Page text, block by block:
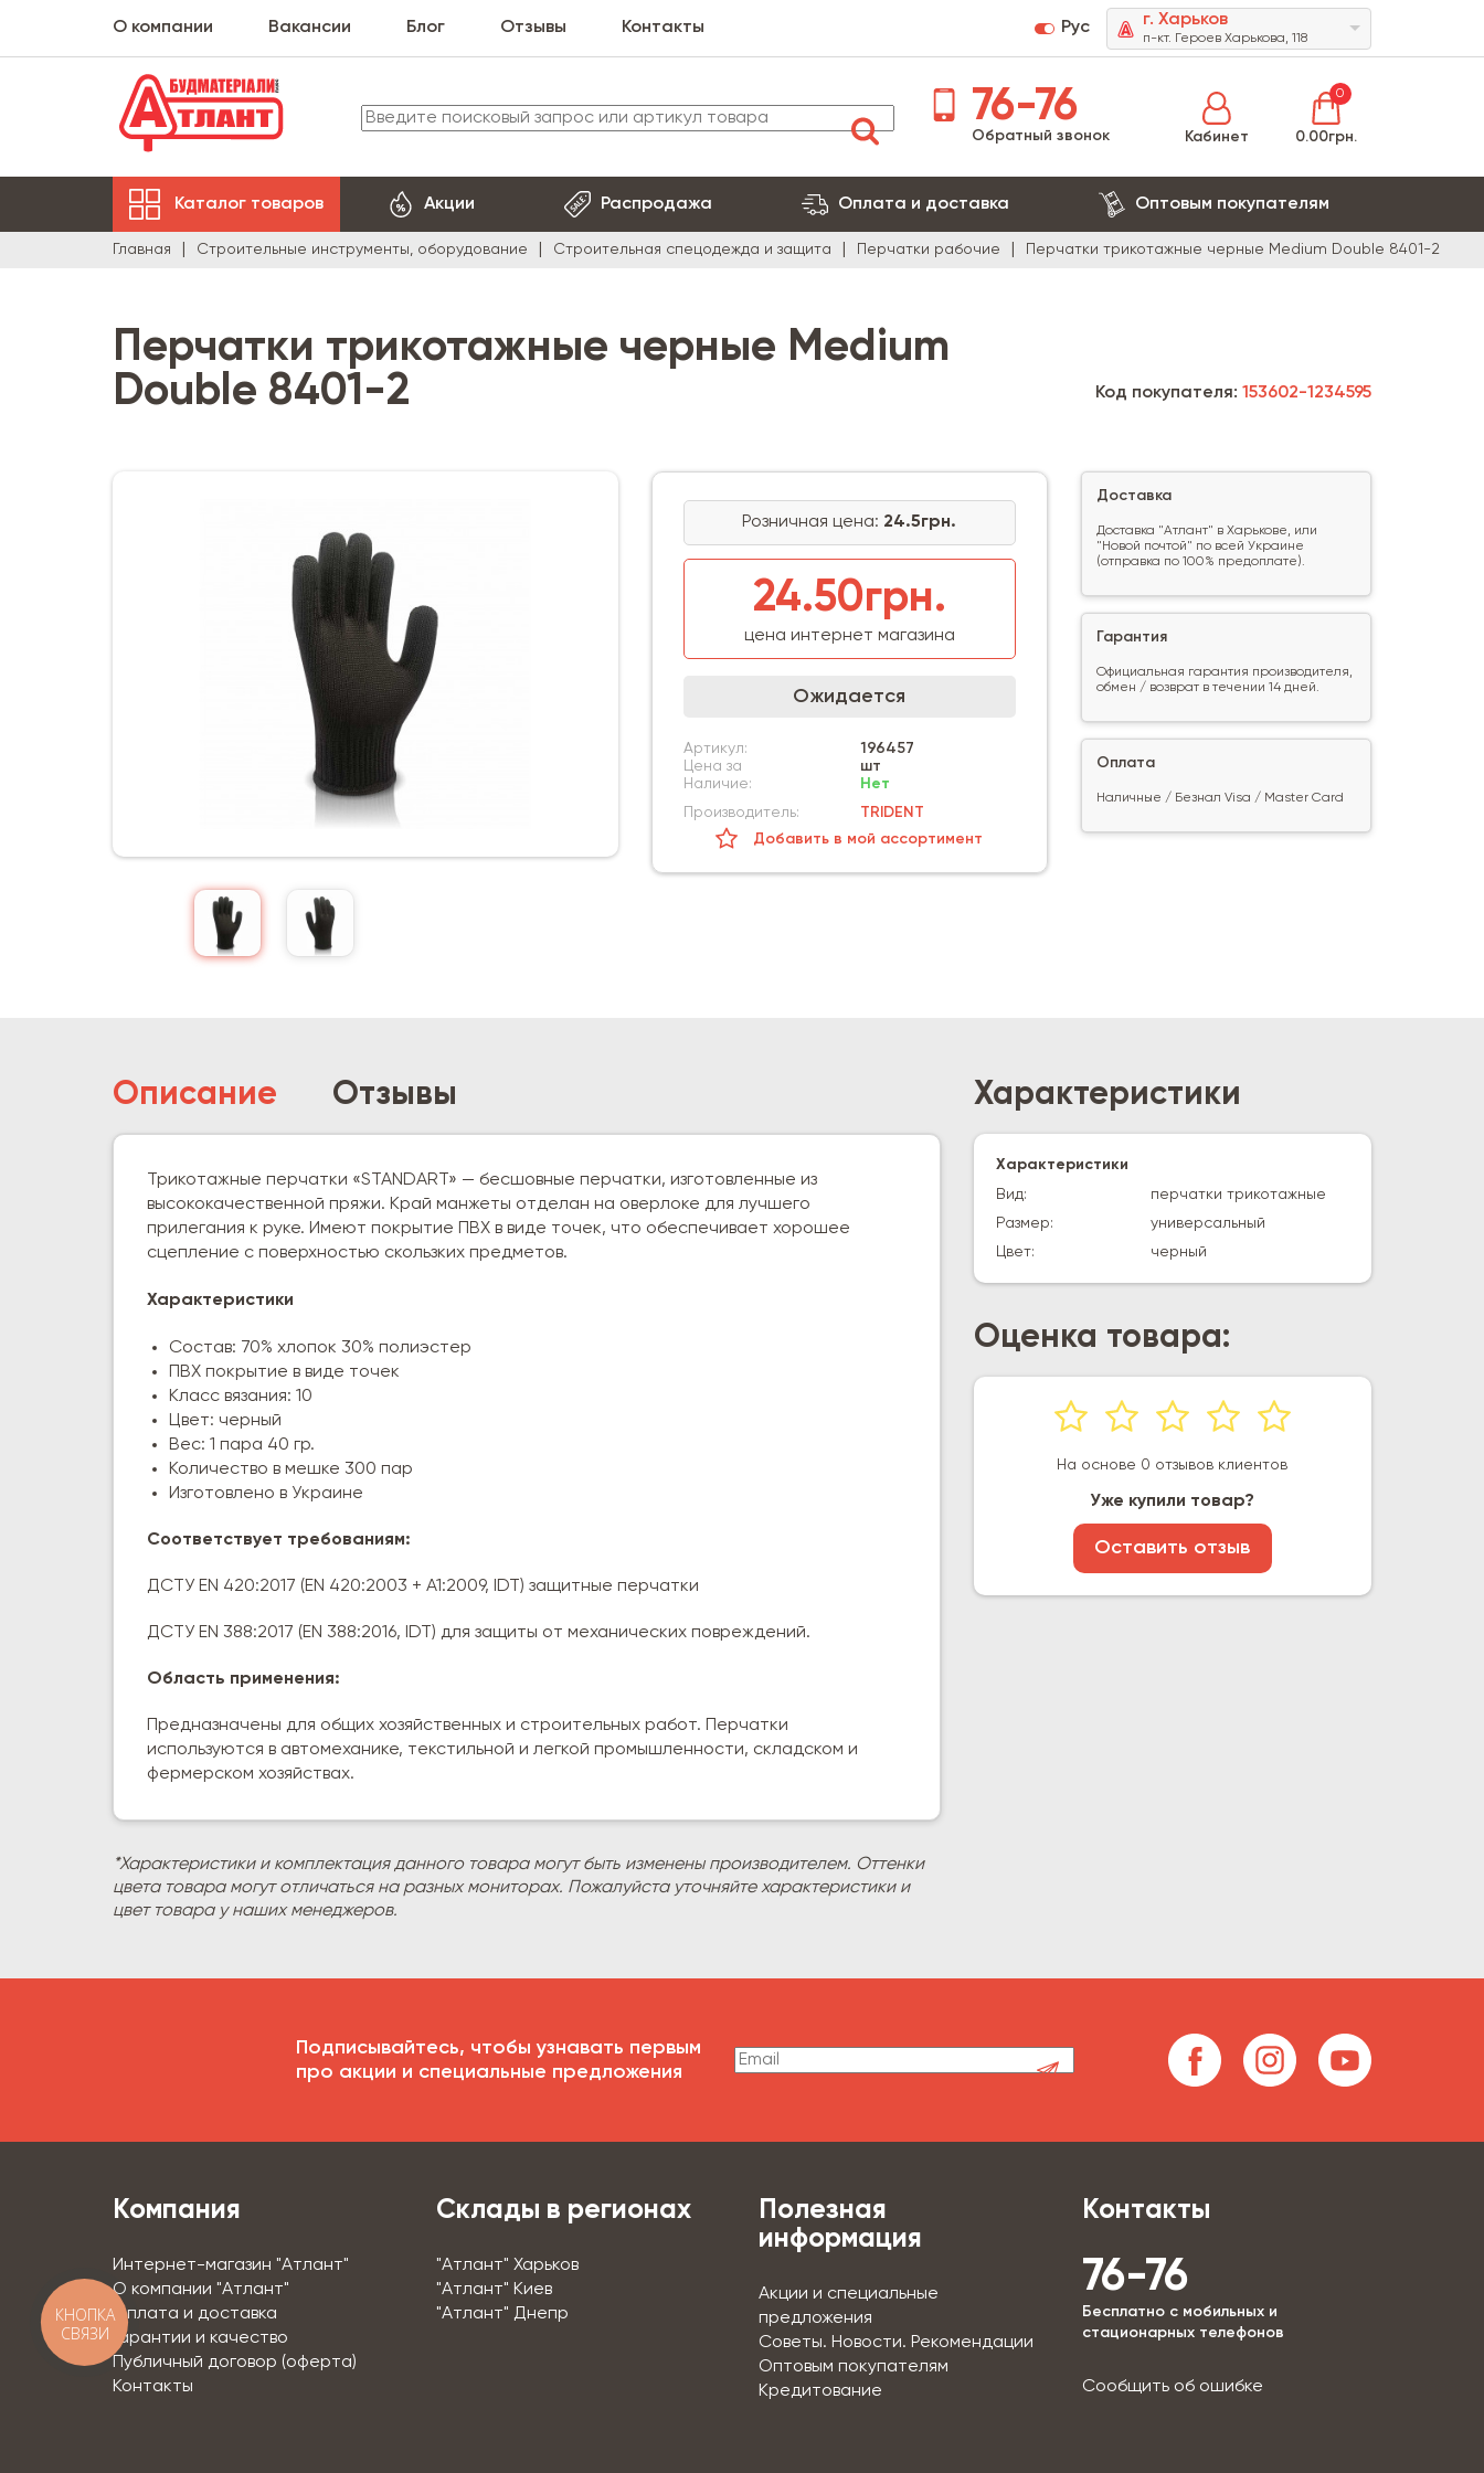
О компании Вакансии Блог Отзывы Контакты Рус г. Харьков
п-кт. Героев Харькова, 118
76-76
Обратный звонок Кабинет
0
0.00грн.
Каталог товаров Акции Распродажа Оплата и доставка Оптовым покупателям
Главная Строительные инструменты, оборудование Строительная спецодежда и защита Перчатки рабочие Перчатки трикотажные черные Medium Double 8401-2
Перчатки трикотажные черные Medium
Double 8401-2
Розничная цена: 24.5грн.
24.50грн.
цена интернет магазина
Ожидается
Артикул:
196457
Цена за
шт
Наличие:
Нет
Производитель:
TRIDENT
Добавить в мой ассортимент
Код покупателя: 153602-1234595
Доставка
Доставка "Атлант" в Харькове, или
"Новой почтой" по всей Украине
(отправка по 100% предоплате).
Гарантия
Официальная гарантия производителя,
обмен / возврат в течении 14 дней.
Оплата
Наличные / Безнал Visa / Master Card
Описание Отзывы
Трикотажные перчатки «STANDART» — бесшовные перчатки, изготовленные из
высококачественной пряжи. Край манжеты отделан на оверлоке для лучшего
прилегания к руке. Имеют покрытие ПВХ в виде точек, что обеспечивает хорошее
сцепление с поверхностью скользких предметов.
Характеристики
Состав: 70% хлопок 30% полиэстер
ПВХ покрытие в виде точек
Класс вязания: 10
Цвет: черный
Вес: 1 пара 40 гр.
Количество в мешке 300 пар
Изготовлено в Украине
Соответствует требованиям:
ДСТУ ЕN 420:2017 (EN 420:2003 + A1:2009, IDT) защитные перчатки
ДСТУ EN 388:2017 (EN 388:2016, IDT) для защиты от механических повреждений.
Область применения:
Предназначены для общих хозяйственных и строительных работ. Перчатки
используются в автомеханике, текстильной и легкой промышленности, складском и
фермерском хозяйствах.
*Характеристики и комплектация данного товара могут быть изменены производителем. Оттенки
цвета товара могут отличаться на разных мониторах. Пожалуйста уточняйте характеристики и
цвет товара у наших менеджеров.
Характеристики
Характеристики
Вид:
перчатки трикотажные
Размер:
универсальный
Цвет:
черный
Оценка товара:
На основе 0 отзывов клиентов
Уже купили товар?
Оставить отзыв
Подписывайтесь, чтобы узнавать первым
про акции и специальные предложения
Компания
Интернет-магазин "Атлант"
О компании "Атлант"
Оплата и доставка
Гарантии и качество
Публичный договор (оферта)
Контакты
Склады в регионах
"Атлант" Харьков
"Атлант" Киев
"Атлант" Днепр
Полезная
информация
Акции и специальные
предложения
Советы. Новости. Рекомендации
Оптовым покупателям
Кредитование
Контакты
76-76
Бесплатно с мобильных и
стационарных телефонов
Сообщить об ошибке
КНОПКА
СВЯЗИ